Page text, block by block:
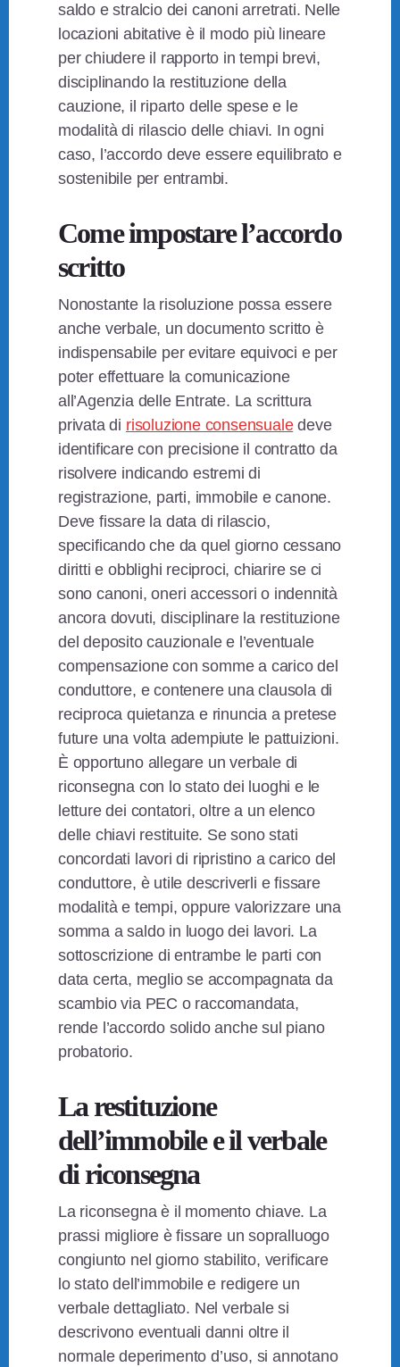
saldo e stralcio dei canoni arretrati. Nelle
locazioni abitative è il modo più lineare
per chiudere il rapporto in tempi brevi,
disciplinando la restituzione della
cauzione, il riparto delle spese e le
modalità di rilascio delle chiavi. In ogni
caso, l’accordo deve essere equilibrato e
sostenibile per entrambi.
Come impostare l’accordo
scritto
Nonostante la risoluzione possa essere
anche verbale, un documento scritto è
indispensabile per evitare equivoci e per
poter effettuare la comunicazione
all’Agenzia delle Entrate. La scrittura
privata di risoluzione consensualedeve
identificare con precisione il contratto da
risolvere indicando estremi di
registrazione, parti, immobile e canone.
Deve fissare la data di rilascio,
specificando che da quel giorno cessano
diritti e obblighi reciproci, chiarire se ci
sono canoni, oneri accessori o indennità
ancora dovuti, disciplinare la restituzione
del deposito cauzionale e l’eventuale
compensazione con somme a carico del
conduttore, e contenere una clausola di
reciproca quietanza e rinuncia a pretese
future una volta adempiute le pattuizioni.
È opportuno allegare un verbale di
riconsegna con lo stato dei luoghi e le
letture dei contatori, oltre a un elenco
delle chiavi restituite. Se sono stati
concordati lavori di ripristino a carico del
conduttore, è utile descriverli e fissare
modalità e tempi, oppure valorizzare una
somma a saldo in luogo dei lavori. La
sottoscrizione di entrambe le parti con
data certa, meglio se accompagnata da
scambio via PEC o raccomandata,
rende l’accordo solido anche sul piano
probatorio.
La restituzione
dell’immobile e il verbale
di riconsegna
La riconsegna è il momento chiave. La
prassi migliore è fissare un sopralluogo
congiunto nel giorno stabilito, verificare
lo stato dell’immobile e redigere un
verbale dettagliato. Nel verbale si
descrivono eventuali danni oltre il
normale deperimento d’uso, si annotano